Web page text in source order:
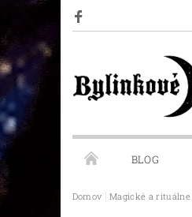
BLOG
Domov Magické a